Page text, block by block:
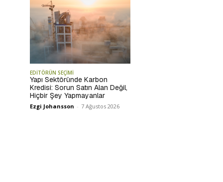
EDİTÖRÜN SEÇİMİ
Yapı Sektöründe Karbon
Kredisi: Sorun Satın Alan Değil,
Hiçbir Şey Yapmayanlar
Ezgi Johansson - 7 Ağustos 2026